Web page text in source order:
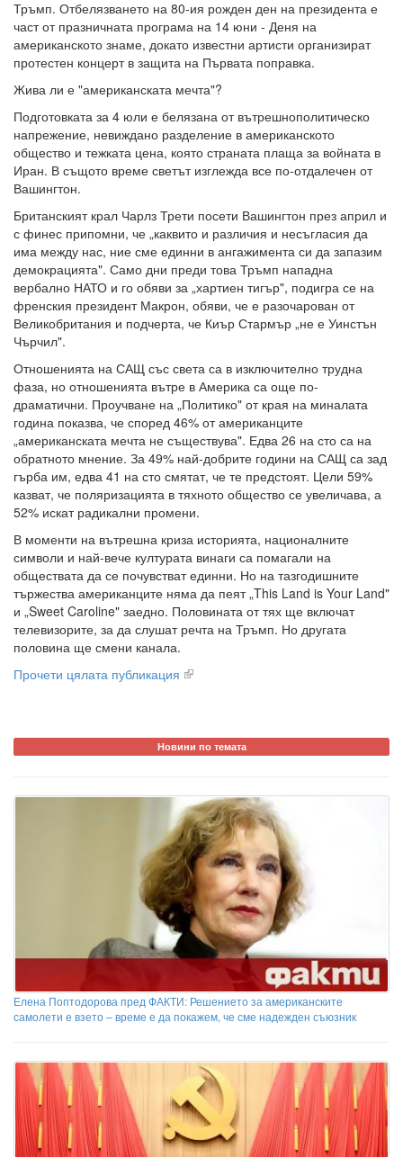
Тръмп. Отбелязването на 80-ия рожден ден на президента е
част от празничната програма на 14 юни - Деня на
американското знаме, докато известни артисти организират
протестен концерт в защита на Първата поправка.
Жива ли е "американската мечта"?
Подготовката за 4 юли е белязана от вътрешнополитическо
напрежение, невиждано разделение в американското
общество и тежката цена, която страната плаща за войната в
Иран. В същото време светът изглежда все по-отдалечен от
Вашингтон.
Британският крал Чарлз Трети посети Вашингтон през април и
с финес припомни, че „каквито и различия и несъгласия да
има между нас, ние сме единни в ангажимента си да запазим
демокрацията". Само дни преди това Тръмп нападна
вербално НАТО и го обяви за „хартиен тигър", подигра се на
френския президент Макрон, обяви, че е разочарован от
Великобритания и подчерта, че Киър Стармър „не е Уинстън
Чърчил".
Отношенията на САЩ със света са в изключително трудна
фаза, но отношенията вътре в Америка са още по-
драматични. Проучване на „Политико" от края на миналата
година показва, че според 46% от американците
„американската мечта не съществува". Едва 26 на сто са на
обратното мнение. За 49% най-добрите години на САЩ са зад
гърба им, едва 41 на сто смятат, че те предстоят. Цели 59%
казват, че поляризацията в тяхното общество се увеличава, а
52% искат радикални промени.
В моменти на вътрешна криза историята, националните
символи и най-вече културата винаги са помагали на
обществата да се почувстват единни. Но на тазгодишните
тържества американците няма да пеят „This Land is Your Land"
и „Sweet Caroline" заедно. Половината от тях ще включат
телевизорите, за да слушат речта на Тръмп. Но другата
половина ще смени канала.
Прочети цялата публикация
Новини по темата
Елена Поптодорова пред ФАКТИ: Решението за американските
самолети е взето – време е да покажем, че сме надежден съюзник